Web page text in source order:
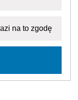
na to zgodę